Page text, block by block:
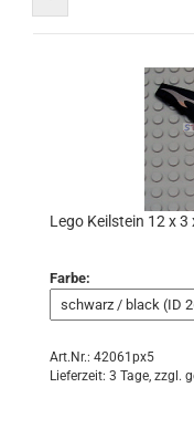
Lego Keilstein 12 x
Farbe:
Art.Nr.: 42061px5
Lieferzeit: 3 Tage, zzgl.